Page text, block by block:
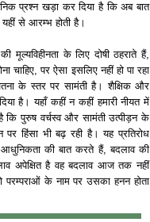
प्रश्न खड़ा कर दिया है कि अब बात
यहीं से आरम्भ होती है।
मूल्यविहीनता के लिए दोषी ठहराते हैं,
पर ऐसा इसलिए नहीं हो पा रहा
के स्तर पर सामंती है। शैक्षिक और
है। यहाँ कहीं न कहीं हमारी नीयत में
पुरुष वर्चस्व और सामंती उत्पीड़न के
हिंसा भी बढ़ रही है। यह प्रतिरोध
की बात करते हैं, बदलाव की
अपेक्षित है वह बदलाव आज तक नहीं
के नाम पर उसका हनन होता